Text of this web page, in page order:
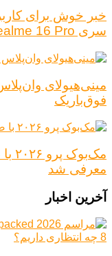
خبر خوش برای
سری Realme 16 Pro افزایش یافت
مینی‌هیولای
فوق‌باریک
معرفی شد
آخرین اخبار